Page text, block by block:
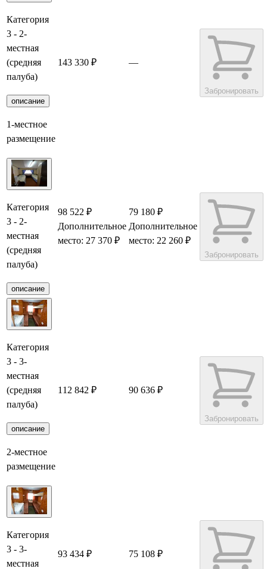
Категория
3 - 2-
местная
(средняя
палуба)
описание
1-местное
размещение
143 330 ₽ —
Забронировать
Категория
3 - 2-
местная
(средняя
палуба)
описание
98 522 ₽
Дополнительное
место: 27 370 ₽
79 180 ₽
Дополнительное
место: 22 260 ₽
Забронировать
Категория
3 - 3-
местная
(средняя
палуба)
описание
2-местное
размещение
112 842 ₽ 90 636 ₽
Забронировать
Категория
3 - 3-
местная
93 434 ₽ 75 108 ₽